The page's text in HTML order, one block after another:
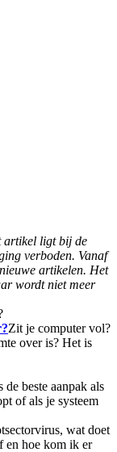
ligt bij de
verboden. Vanaf
artikelen. Het
wordt niet meer
Zit je computer vol?
over is? Het is
de beste aanpak als
of als je systeem
wat doet
en hoe kom ik er